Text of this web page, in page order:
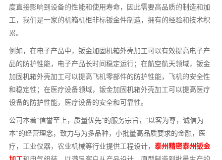
度直接影响到设备的性能和使用寿命，因此需要高品质的制造和加
工，我们是一家的机箱机柜非标钣金件制造，拥有的经验和技术积
累。
例如，在电子产品中，钣金加固机箱外壳加工可以有效提高电子产
品的防护性能，电子产品长时间稳定运行；在航空航天领域，钣金
加固机箱外壳加工可以提高飞机零部件的防护性能，飞机的安全性
和稳定性；在医疗设备领域，钣金加固机箱外壳加工可以提高医疗
设备的防护性能，医疗设备的安全和可靠性。
公司本着“信誉至上，质量优先”的服务宗旨，“以客为尊，诚信为
本”的经营理念，致力与为多品种，小批量高品质要求的金融，医
疗，工业仪器，农业机械等行业提供工程设计，泰州精密泰州钣金